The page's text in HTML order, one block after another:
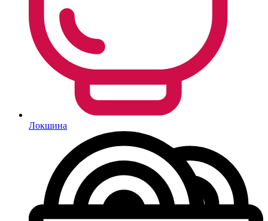
Локшина